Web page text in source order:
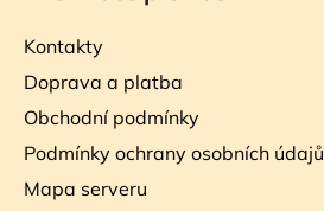
Kontakty
Doprava a platba
Obchodní podmínky
Podmínky ochrany osobních údajů
Mapa serveru